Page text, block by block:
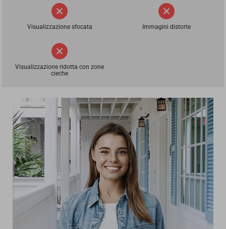
Visualizzazione sfocata Immagini distorte
Visualizzazione ridotta con zone
cieche